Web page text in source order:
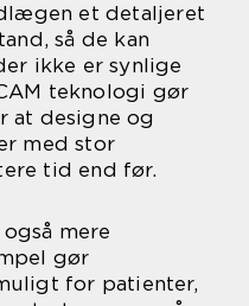
et detaljeret
så de kan
ikke er synlige
teknologi gør
designe og
med stor
tid end før.
mere
gør
for patienter,